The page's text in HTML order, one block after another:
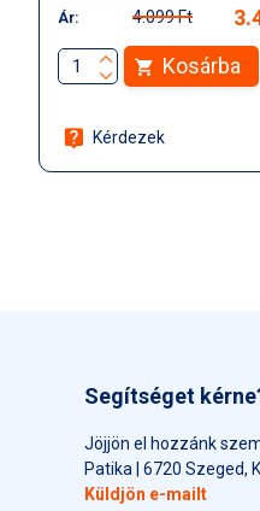
Ár: 4.099 Ft
Kosárba
Kérdezek
Segítséget
Jöjjön el hozzánk
Patika | 6720 Szeged,
Küldjön e-mailt